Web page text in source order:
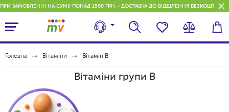
ПРИ ЗАМОВЛЕННІ НА СУМУ ПОНАД 1500 ГРН. - ДОСТАВКА ДО ВІДДІЛЕННЯ
Головна Вітаміни Вітамін В
Вітаміни групи B